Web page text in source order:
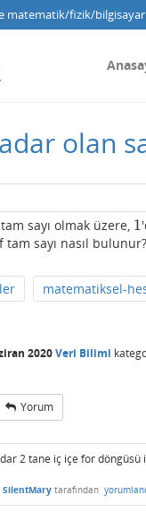
matematik/fizik/
olan
sayı olmak üzere, 1
1
sayı nasıl
matematiksel-
2020Veri Bilimi
Yorum
2 tane iç içe for
SilentMary tarafından